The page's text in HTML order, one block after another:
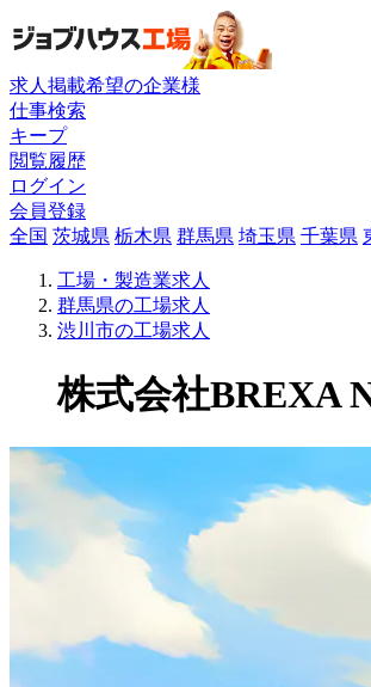
求人掲載希望の企業様
仕事検索
キープ
閲覧履歴
ログイン
会員登録
全国 茨城県 栃木県 群馬県 埼玉県 千葉県
工場・製造業求人
群馬県の工場求人
渋川市の工場求人
株式会社BREXA